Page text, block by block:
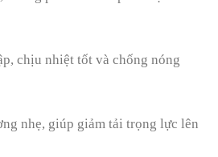
chịu nhiệt tốt và chống nóng
nhẹ, giúp giảm tải trọng lực lên